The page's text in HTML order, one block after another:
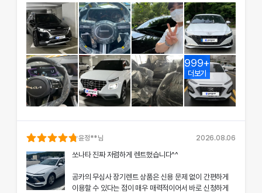
999+
더보기
윤정**님 2026.08.06
쏘나타 진짜 저렴하게 렌트했습니다^^
공카의 무심사 장기렌트 상품은 신용 문제 없이 간편하게
이용할 수 있다는 점이 매우 매력적이어서 바로 신청하게